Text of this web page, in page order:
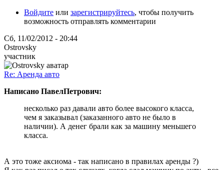
Войдите или зарегистрируйтесь, чтобы получить
возможность отправлять комментарии
Сб, 11/02/2012 - 20:44
Ostrovsky
участник
Re: Аренда авто
Написано ПавелПетрович:
несколько раз давали авто более высокого класса,
чем я заказывал (заказанного авто не было в
наличии). А денег брали как за машину меньшего
класса.
А это тоже аксиома - так написано в правилах аренды ?)